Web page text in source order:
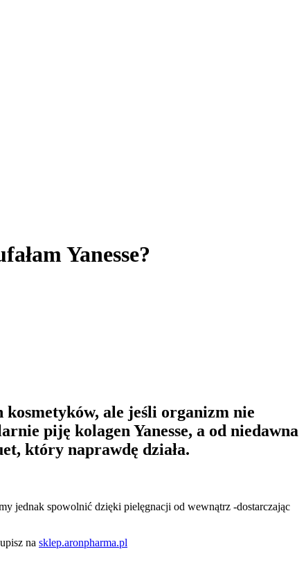
Yanesse?
kosmetyków, ale jeśli organizm nie
piję kolagen Yanesse, a od niedawna
który naprawdę działa.
jednak spowolnić dzięki pielęgnacji od wewnątrz -dostarczając
na sklep.aronpharma.pl